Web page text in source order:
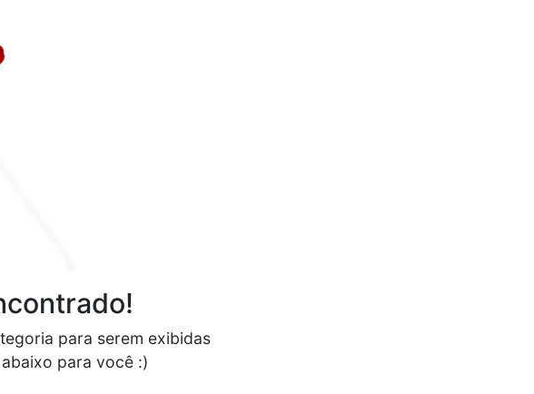
para serem exibidas
para você :)